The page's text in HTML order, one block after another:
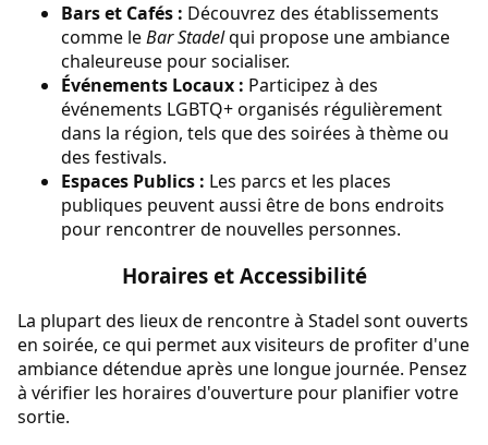
Bars et Cafés : Découvrez des établissements
comme leBar Stadelqui propose une ambiance
chaleureuse pour socialiser.
Événements Locaux : Participez à des
événements LGBTQ+ organisés régulièrement
dans la région, tels que des soirées à thème ou
des festivals.
Espaces Publics : Les parcs et les places
publiques peuvent aussi être de bons endroits
pour rencontrer de nouvelles personnes.
Horaires et Accessibilité
La plupart des lieux de rencontre à Stadel sont ouverts
en soirée, ce qui permet aux visiteurs de profiter d'une
ambiance détendue après une longue journée. Pensez
à vérifier les horaires d'ouverture pour planifier votre
sortie.